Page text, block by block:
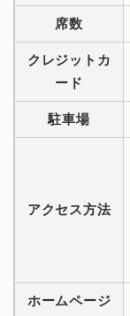
席数
クレジットカ
ード
駐車場
アクセス方法
ホームページ